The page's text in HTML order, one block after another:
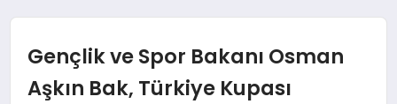
SEYAHAT
Gençlik ve Spor Bakanı Osman
Aşkın Bak, Türkiye Kupası